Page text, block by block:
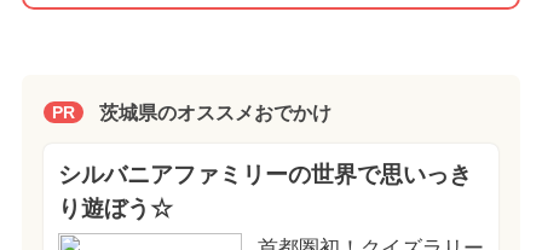
PR 茨城県のオススメおでかけ
シルバニアファミリーの世界で思いっき
り遊ぼう☆